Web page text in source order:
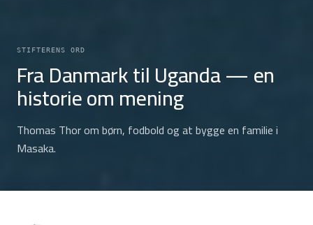
STIFTERENS ORD
Fra Danmark til Uganda — en
historie om mening
Thomas Thor om børn, fodbold og at bygge en familie i
Masaka.